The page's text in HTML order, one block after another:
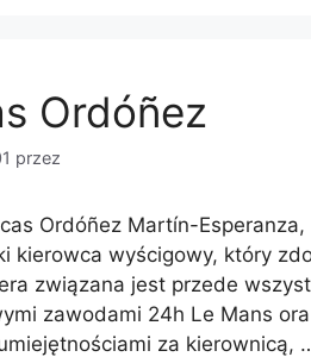
Ordóñez
przez
Ordóñez Martín-
kierowca wyścigowy, który
związana jest przede
zawodami 24h Le Mans
za kierownicą,